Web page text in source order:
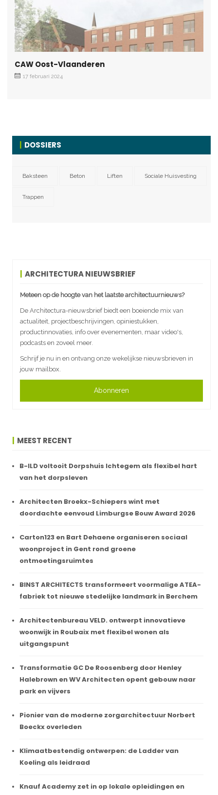
CAW Oost-Vlaanderen
17 februari 2024
DOSSIERS
Baksteen Beton Liften Sociale Huisvesting
Trappen
ARCHITECTURA NIEUWSBRIEF
Meteen op de hoogte van het laatste architectuurnieuws?
De Architectura-nieuwsbrief biedt een boeiende mix van
actualiteit, projectbeschrijvingen, opiniestukken,
productinnovaties, info over evenementen, maar video's,
podcasts en zoveel meer.
Schrijf je nu in en ontvang onze wekelijkse nieuwsbrieven in
jouw mailbox.
Abonneren
MEEST RECENT
B-ILD voltooit Dorpshuis Ichtegem als flexibel hart
van het dorpsleven
Architecten Broekx-Schiepers wint met
doordachte eenvoud Limburgse Bouw Award 2026
Carton123 en Bart Dehaene organiseren sociaal
woonproject in Gent rond groene
ontmoetingsruimtes
BINST ARCHITECTS transformeert voormalige ATEA-
fabriek tot nieuwe stedelijke landmark in Berchem
Architectenbureau VELD. ontwerpt innovatieve
woonwijk in Roubaix met flexibel wonen als
uitgangspunt
Transformatie GC De Roosenberg door Henley
Halebrown en WV Architecten opent gebouw naar
park en vijvers
Pionier van de moderne zorgarchitectuur Norbert
Boeckx overleden
Klimaatbestendig ontwerpen: de Ladder van
Koeling als leidraad
Knauf Academy zet in op lokale opleidingen en